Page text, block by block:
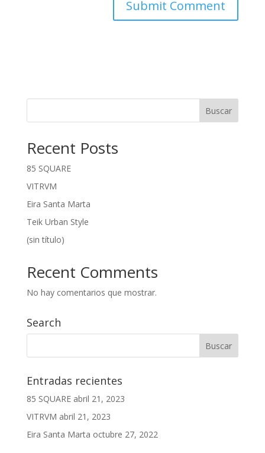
Buscar
Recent Posts
85 SQUARE
VITRVM
Eira Santa Marta
Teik Urban Style
(sin título)
Recent Comments
No hay comentarios que mostrar.
Search
Entradas recientes
85 SQUARE abril 21, 2023
VITRVM abril 21, 2023
Eira Santa Marta octubre 27, 2022